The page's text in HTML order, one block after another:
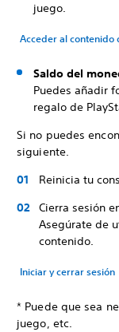
juego.
Acceder al contenido
Saldo del
Puedes añadir
regalo de
Si no puedes
siguiente.
Reinicia tu
Cierra sesión
Asegúrate de
contenido.
Iniciar y cerrar sesión
* Puede que sea
juego, etc.